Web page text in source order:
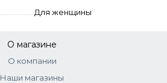
Для женщины
О магазине
О компании
Наши магазины